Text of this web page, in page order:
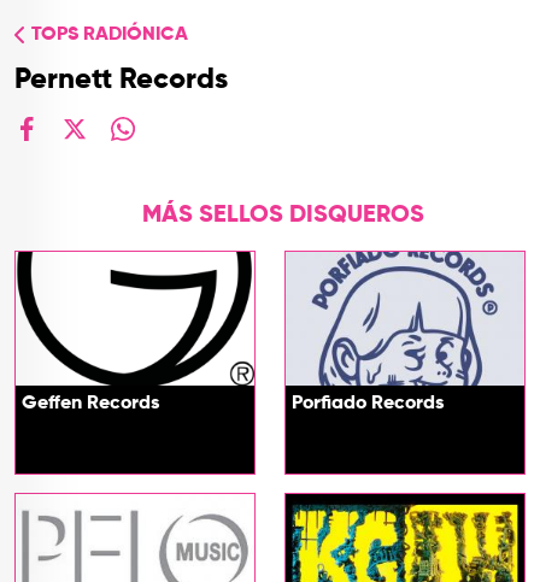
TOPS RADIÓNICA
Pernett Records
MÁS SELLOS DISQUEROS
Geffen Records Porfiado Records